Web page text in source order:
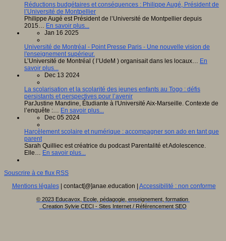
Réductions budgétaires et conséquences : Philippe Augé, Président de
l’Université de Montpellier
Philippe Augé est Président de l’Université de Montpellier depuis
2015… En savoir plus...
Jan 16 2025
Université de Montréal - Point Presse Paris - Une nouvelle vision de
l'enseignement supérieur.
L’Université de Montréal ( l’UdeM ) organisait dans les locaux… En
savoir plus...
Dec 13 2024
La scolarisation et la scolarité des jeunes enfants au Togo : défis
persistants et perspectives pour l’avenir
ParJustine Mandine, Étudiante à l'Université Aix-Marseille. Contexte de
l’enquête :… En savoir plus...
Dec 05 2024
Harcèlement scolaire et numérique : accompagner son ado en tant que
parent
Sarah Quilliec est créatrice du podcast Parentalité et Adolescence.
Elle… En savoir plus...
Souscrire à ce flux RSS
Mentions légales| contact[@]anae.education | Accessibilité : non conforme
© 2023 Educavox, Ecole, pédagogie, enseignement, formation
Creation Sylvie CECI - Sites Internet / Référencement SEO